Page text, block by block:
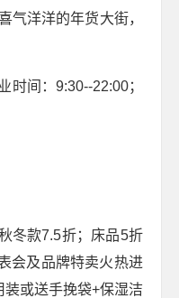
气洋洋的年货大街，
间：9:30--22:00；
冬款7.5折；床品5折
会及品牌特卖火热进
或送手挽袋+保湿洁